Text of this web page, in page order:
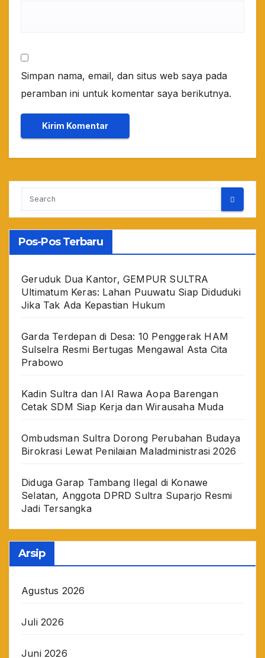
Simpan nama, email, dan situs web saya pada
peramban ini untuk komentar saya berikutnya.
Pos-Pos Terbaru
Geruduk Dua Kantor, GEMPUR SULTRA
Ultimatum Keras: Lahan Puuwatu Siap Diduduki
Jika Tak Ada Kepastian Hukum
Garda Terdepan di Desa: 10 Penggerak HAM
Sulselra Resmi Bertugas Mengawal Asta Cita
Prabowo
Kadin Sultra dan IAI Rawa Aopa Barengan
Cetak SDM Siap Kerja dan Wirausaha Muda
Ombudsman Sultra Dorong Perubahan Budaya
Birokrasi Lewat Penilaian Maladministrasi 2026
Diduga Garap Tambang Ilegal di Konawe
Selatan, Anggota DPRD Sultra Suparjo Resmi
Jadi Tersangka
Arsip
Agustus 2026
Juli 2026
Juni 2026